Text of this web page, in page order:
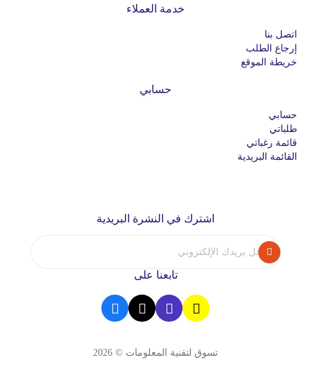
خدمة العملاء
اتصل بنا
إرجاع الطلب
خريطة الموقع
حسابي
حسابي
طلباتي
قائمة رغباتي
القائمة البريدية
اشترك في النشرة البريدية
تابعنا على
تسوق لتقنية المعلومات © 2026